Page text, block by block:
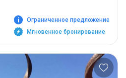
Ограниченное предложение
Мгновенное бронирование